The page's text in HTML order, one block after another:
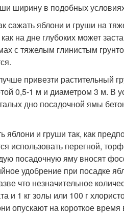
ширину в подобных
сажать яблони и груши на
на дне глубоких может
с тяжелым глинистым
привезти растительный
0,5-1 м и диаметром 3 м. В
дно посадочной ямы
яблони и груши так, как
использовать перегной,
посадочную яму вносят
удобрение при посадке
что незначительное
и 1 кг золы или 100 г
опускают на короткое